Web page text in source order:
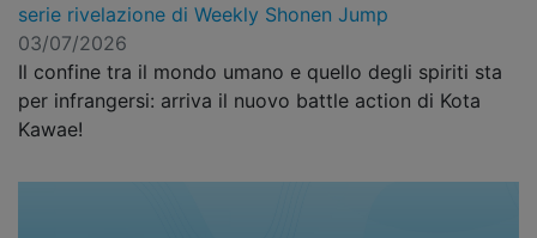
serie rivelazione di Weekly Shonen Jump
03/07/2026
Il confine tra il mondo umano e quello degli spiriti sta
per infrangersi: arriva il nuovo battle action di Kota
Kawae!